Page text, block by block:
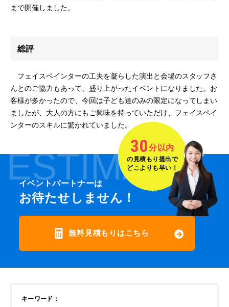
まで開催しました。
総評
フェイスペインターの工夫を凝らした演出と会場のスタッフさ
んとのご協力もあって、盛り上がったイベントになりました。お
客様が多かったので、今回は子ども達のみの限定になってしまい
ましたが、大人の方にもご興味を持っていただけ、フェイスペイ
ンターのスキルに驚かれていました。
ESTIMATE
イベントパートナーは
お待たせしません！
無料見積もりはこちら
30分以内
の見積もり提出で
どこよりも早い！
キーワード ：